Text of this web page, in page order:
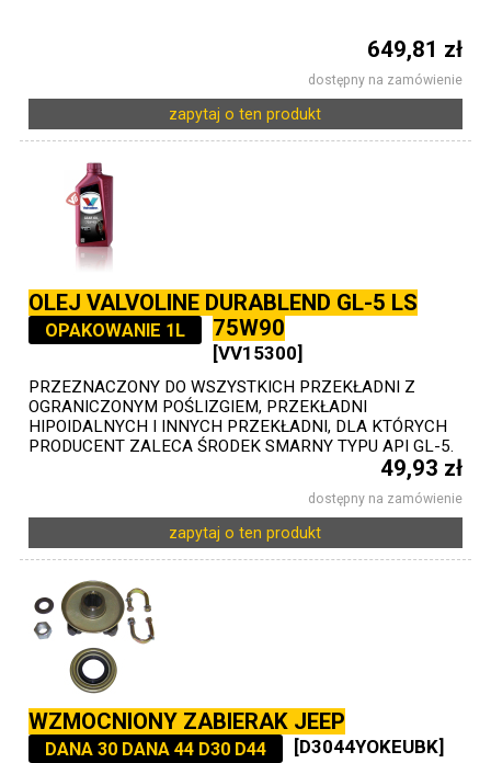
649,81 zł
dostępny na zamówienie
zapytaj o ten produkt
OLEJ VALVOLINE DURABLEND GL-5 LS
75W90
OPAKOWANIE 1L
[VV15300]
PRZEZNACZONY DO WSZYSTKICH PRZEKŁADNI Z
OGRANICZONYM POŚLIZGIEM, PRZEKŁADNI
HIPOIDALNYCH I INNYCH PRZEKŁADNI, DLA KTÓRYCH
PRODUCENT ZALECA ŚRODEK SMARNY TYPU API GL-5.
49,93 zł
dostępny na zamówienie
zapytaj o ten produkt
WZMOCNIONY ZABIERAK JEEP
DANA 30 DANA 44 D30 D44 [D3044YOKEUBK]